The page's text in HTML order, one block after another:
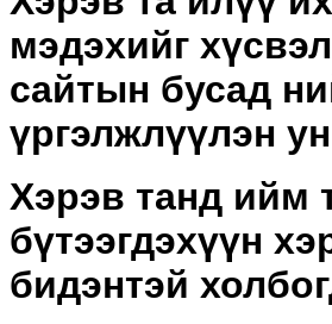
мэдэхийг
сайтын бусад
үргэлжлүүлэн
Хэрэв танд ийм
бүтээгдэхүүн
бидэнтэй